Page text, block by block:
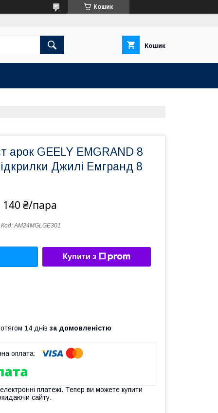
Кошик
Кошик
арок GEELY EMGRAND 8
Джилі Емгранд 8
140 ₴/пара
Код:AM24MGLGE301
Купити з
14 днів за домовленістю
платежі. Тепер ви можете купити
сайту.